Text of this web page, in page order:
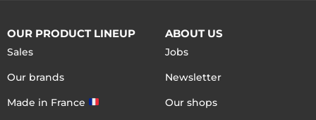
OUR PRODUCT LINEUP
Sales
Our brands
Made in France
ABOUT US
Jobs
Newsletter
Our shops